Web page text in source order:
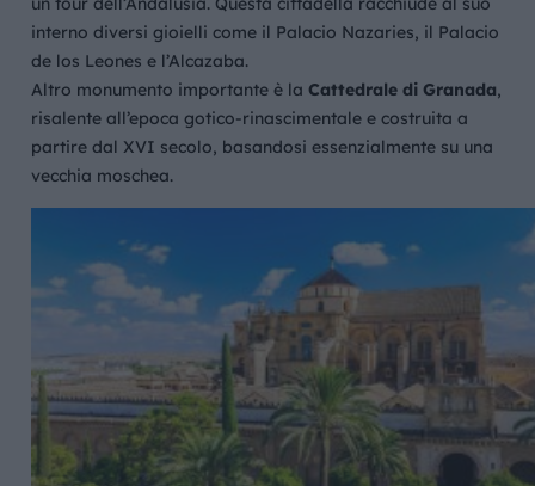
interno diversi gioielli come il Palacio Nazaries, il Palacio
de los Leones e l’Alcazaba.
Altro monumento importante è la Cattedrale di Granada,
risalente all’epoca gotico-rinascimentale e costruita a
partire dal XVI secolo, basandosi essenzialmente su una
vecchia moschea.